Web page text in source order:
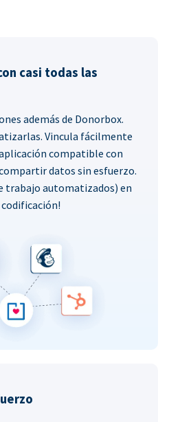
casi todas las
además de Donorbox.
Vincula fácilmente
compatible con
datos sin esfuerzo.
trabajo automatizados) en
codificación!